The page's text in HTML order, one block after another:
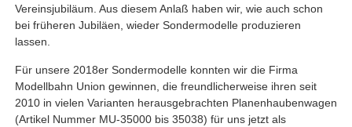
Vereinsjubiläum. Aus diesem Anlaß haben wir, wie auch schon
bei früheren Jubiläen, wieder Sondermodelle produzieren
lassen.
Für unsere 2018er Sondermodelle konnten wir die Firma
Modellbahn Union gewinnen, die freundlicherweise ihren seit
2010 in vielen Varianten herausgebrachten Planenhaubenwagen
(Artikel Nummer MU-35000 bis 35038) für uns jetzt als